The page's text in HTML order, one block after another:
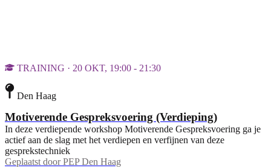
TRAINING · 20 OKT, 19:00 - 21:30
Den Haag
Motiverende Gespreksvoering (Verdieping)
In deze verdiepende workshop Motiverende Gespreksvoering ga je
actief aan de slag met het verdiepen en verfijnen van deze
gesprekstechniek
Geplaatst door PEP Den Haag